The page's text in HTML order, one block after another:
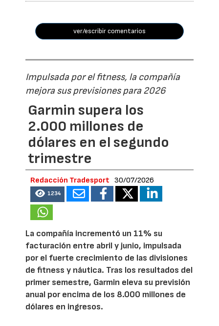
ver/escribir comentarios
Impulsada por el fitness, la compañía
mejora sus previsiones para 2026
Garmin supera los
2.000 millones de
dólares en el segundo
trimestre
Redacción Tradesport 30/07/2026
1234
La compañía incrementó un 11% su
facturación entre abril y junio, impulsada
por el fuerte crecimiento de las divisiones
de fitness y náutica. Tras los resultados del
primer semestre, Garmin eleva su previsión
anual por encima de los 8.000 millones de
dólares en ingresos.